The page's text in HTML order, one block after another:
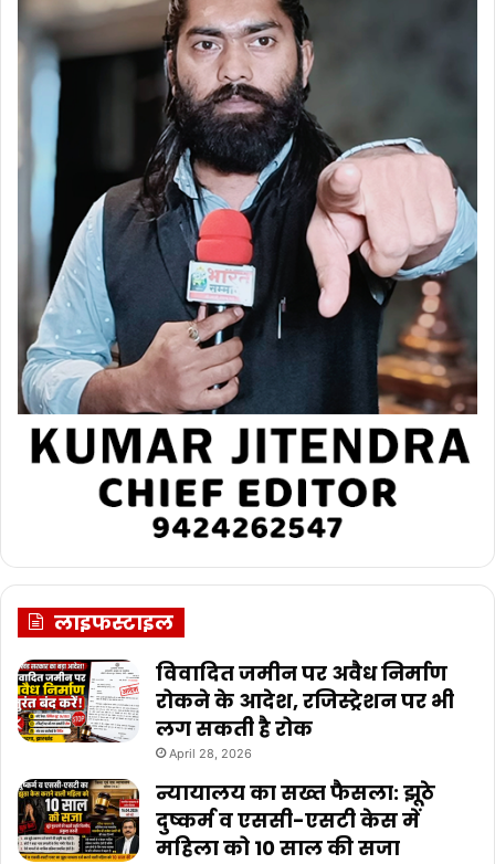
लाइफस्टाइल
विवादित जमीन पर अवैध निर्माण
रोकने के आदेश, रजिस्ट्रेशन पर भी
लग सकती है रोक
April 28, 2026
न्यायालय का सख्त फैसला: झूठे
दुष्कर्म व एससी-एसटी केस में
महिला को 10 साल की सजा